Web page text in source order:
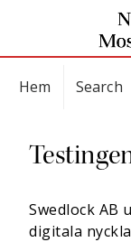
Hem Search
Swedlock AB
digitala